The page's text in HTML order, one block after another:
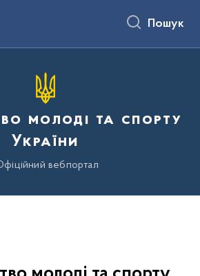
Пошук
молоді та спорту
України
вебпортал